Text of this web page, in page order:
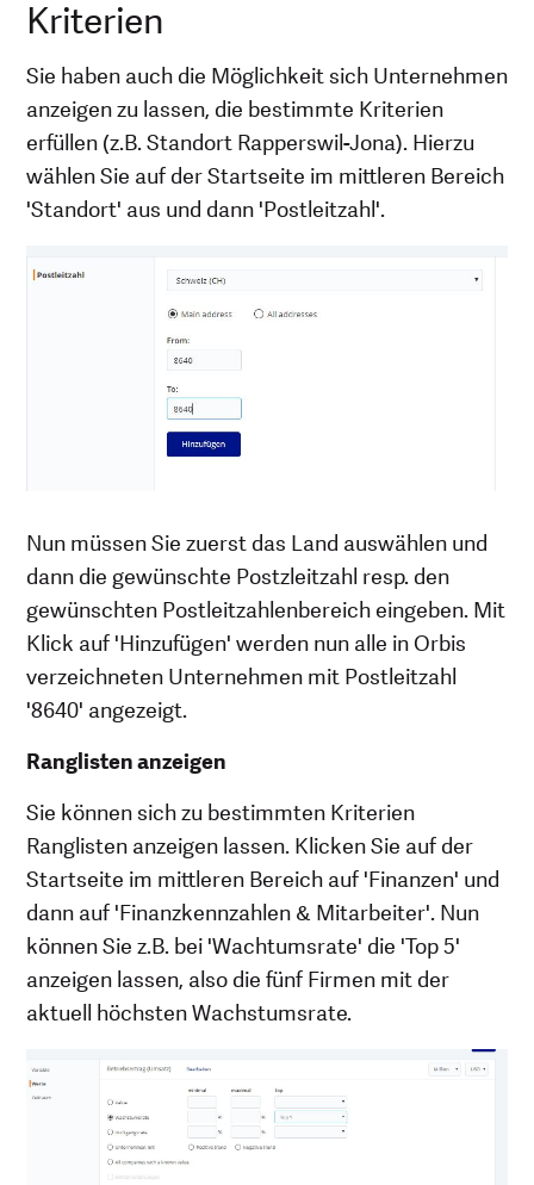
Kriterien
Sie haben auch die Möglichkeit sich Unternehmen
anzeigen zu lassen, die bestimmte Kriterien
erfüllen (z.B. Standort Rapperswil-Jona). Hierzu
wählen Sie auf der Startseite im mittleren Bereich
'Standort' aus und dann 'Postleitzahl'.
Nun müssen Sie zuerst das Land auswählen und
dann die gewünschte Postzleitzahl resp. den
gewünschten Postleitzahlenbereich eingeben. Mit
Klick auf 'Hinzufügen' werden nun alle in Orbis
verzeichneten Unternehmen mit Postleitzahl
'8640' angezeigt.
Ranglisten anzeigen
Sie können sich zu bestimmten Kriterien
Ranglisten anzeigen lassen. Klicken Sie auf der
Startseite im mittleren Bereich auf 'Finanzen' und
dann auf 'Finanzkennzahlen & Mitarbeiter'. Nun
können Sie z.B. bei 'Wachtumsrate' die 'Top 5'
anzeigen lassen, also die fünf Firmen mit der
aktuell höchsten Wachstumsrate.